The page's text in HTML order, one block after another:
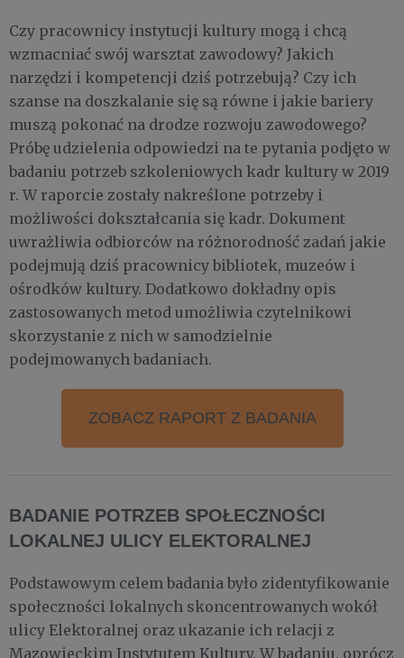
Czy pracownicy instytucji kultury mogą i chcą
wzmacniać swój warsztat zawodowy? Jakich
narzędzi i kompetencji dziś potrzebują? Czy ich
szanse na doszkalanie się są równe i jakie bariery
muszą pokonać na drodze rozwoju zawodowego?
Próbę udzielenia odpowiedzi na te pytania podjęto w
badaniu potrzeb szkoleniowych kadr kultury w 2019
r. W raporcie zostały nakreślone potrzeby i
możliwości dokształcania się kadr. Dokument
uwrażliwia odbiorców na różnorodność zadań jakie
podejmują dziś pracownicy bibliotek, muzeów i
ośrodków kultury. Dodatkowo dokładny opis
zastosowanych metod umożliwia czytelnikowi
skorzystanie z nich w samodzielnie
podejmowanych badaniach.
ZOBACZ RAPORT Z BADANIA
BADANIE POTRZEB SPOŁECZNOŚCI
LOKALNEJ ULICY ELEKTORALNEJ
Podstawowym celem badania było zidentyfikowanie
społeczności lokalnych skoncentrowanych wokół
ulicy Elektoralnej oraz ukazanie ich relacji z
Mazowieckim Instytutem Kultury. W badaniu, oprócz